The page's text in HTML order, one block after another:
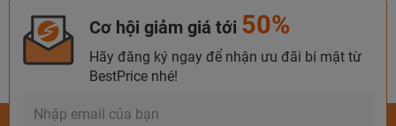
Cơ hội giảm giá tới 50%
Hãy đăng ký ngay để nhận ưu đãi bí mật từ
BestPrice nhé!